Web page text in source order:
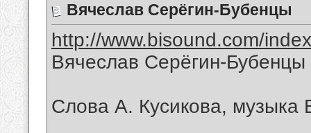
Вячеслав Серёгин-Бубенцы
http://www.bisound.com/
Вячеслав Серёгин-Бубенцы
Слова А. Кусикова, музыка